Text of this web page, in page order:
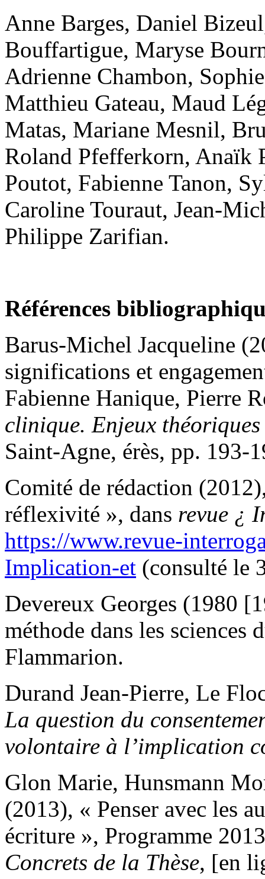
Anne Barges, Daniel
Bouffartigue, Maryse
Adrienne Chambon,
Matthieu Gateau, Maud
Matas, Mariane Mesnil,
Roland Pfefferkorn, Anaïk
Poutot, Fabienne Tanon,
Caroline Touraut, Jean-
Philippe Zarifian.
Références
Barus-Michel Jacqueline
significations et
Fabienne Hanique, Pierre
clinique. Enjeux
Saint-Agne, érès, pp. 193-
Comité de rédaction
réflexivité », dans revue ¿
https://www.revue-
Implication-et (consulté le
Devereux Georges (1980
méthode dans les sciences
Flammarion.
Durand Jean-Pierre, Le
La question du
volontaire à l’implication
Glon Marie, Hunsmann
(2013), « Penser avec les
écriture », Programme
Concrets de la Thèse, [en